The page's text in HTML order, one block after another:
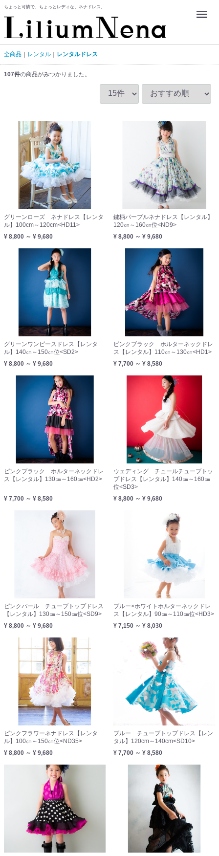
ちょっと可憐で、ちょっとレディな、ネナドレス。
全商品 レンタル レンタルドレス
107件の商品がみつかりました。
グリーンローズ ネナドレス【レンタ
ル】100cm～120cm<HD11>
¥ 8,800 ～ ¥ 9,680
鍵柄パープルネナドレス【レンタル】
120㎝～160㎝位<ND9>
¥ 8,800 ～ ¥ 9,680
グリーンワンピースドレス【レンタ
ル】140㎝～150㎝位<SD2>
¥ 8,800 ～ ¥ 9,680
ピンクブラック ホルターネックドレ
ス【レンタル】110㎝～130㎝<HD1>
¥ 7,700 ～ ¥ 8,580
ピンクブラック ホルターネックドレ
ス【レンタル】130㎝～160㎝<HD2>
¥ 7,700 ～ ¥ 8,580
ウェディング チュールチューブトッ
プドレス【レンタル】140㎝～160㎝
位<SD3>
¥ 8,800 ～ ¥ 9,680
ピンクパール チューブトップドレス
【レンタル】130㎝～150㎝位<SD9>
¥ 8,800 ～ ¥ 9,680
ブルー×ホワイトホルターネックドレ
ス【レンタル】90㎝～110㎝位<HD3>
¥ 7,150 ～ ¥ 8,030
ピンクフラワーネナドレス【レンタ
ル】100㎝～150㎝位<ND35>
¥ 8,800 ～ ¥ 9,680
ブルー チューブトップドレス【レン
タル】120cm～140cm<SD10>
¥ 7,700 ～ ¥ 8,580